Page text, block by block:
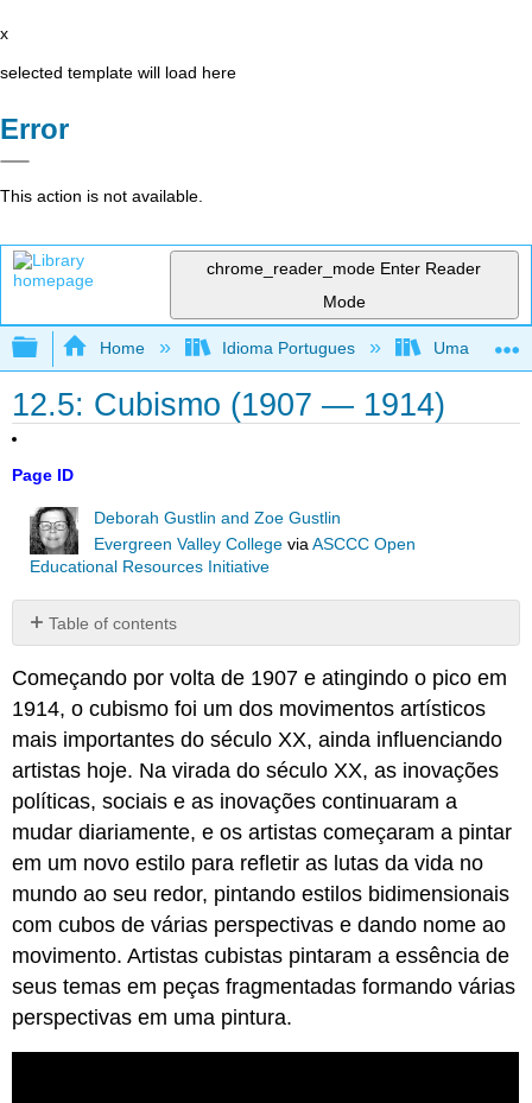
x
selected template will load here
Error
This action is not available.
chrome_reader_mode Enter Reader
Mode
Expand/collapse global hierarchy
Home Idioma Portugues Uma
12.5: Cubismo (1907 — 1914)
Page ID
Deborah Gustlin and Zoe Gustlin
Evergreen Valley College viaASCCC Open
Educational Resources Initiative
Table of contents
No
Começando por volta de 1907 e atingindo o pico em
1914, o cubismo foi um dos movimentos artísticos
mais importantes do século XX, ainda influenciando
artistas hoje. Na virada do século XX, as inovações
políticas, sociais e as inovações continuaram a
mudar diariamente, e os artistas começaram a pintar
em um novo estilo para refletir as lutas da vida no
mundo ao seu redor, pintando estilos bidimensionais
com cubos de várias perspectivas e dando nome ao
movimento. Artistas cubistas pintaram a essência de
seus temas em peças fragmentadas formando várias
perspectivas em uma pintura.